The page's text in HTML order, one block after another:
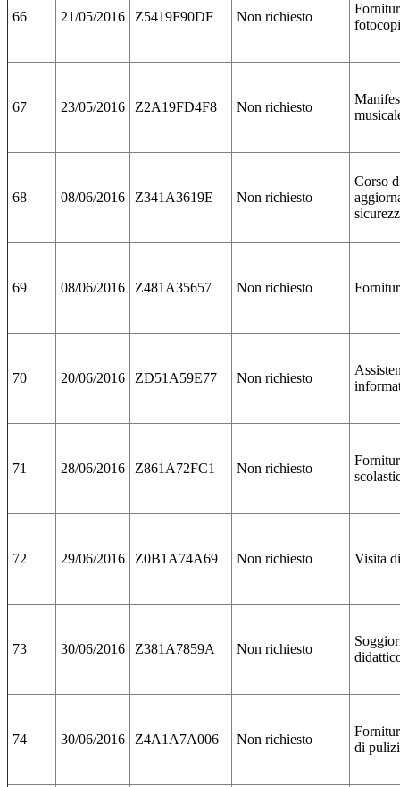
66 21/05/2016 Z5419F90DF Non richiesto
67 23/05/2016 Z2A19FD4F8 Non richiesto
68 08/06/2016 Z341A3619E Non richiesto
Corso
69 08/06/2016 Z481A35657 Non richiesto
70 20/06/2016 ZD51A59E77 Non richiesto
71 28/06/2016 Z861A72FC1 Non richiesto
72 29/06/2016 Z0B1A74A69 Non richiesto Visita
73 30/06/2016 Z381A7859A Non richiesto
74 30/06/2016 Z4A1A7A006 Non richiesto
di